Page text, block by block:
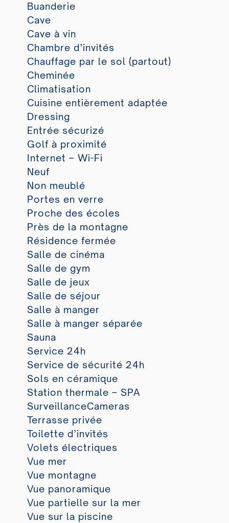
Buanderie
Cave
Cave à vin
Chambre d’invités
Chauffage par le sol (partout)
Cheminée
Climatisation
Cuisine entièrement adaptée
Dressing
Entrée sécurizé
Golf à proximité
Internet – Wi-Fi
Neuf
Non meublé
Portes en verre
Proche des écoles
Près de la montagne
Résidence fermée
Salle de cinéma
Salle de gym
Salle de jeux
Salle de séjour
Salle à manger
Salle à manger séparée
Sauna
Service 24h
Service de sécurité 24h
Sols en céramique
Station thermale – SPA
SurveillanceCameras
Terrasse privée
Toilette d’invités
Volets électriques
Vue mer
Vue montagne
Vue panoramique
Vue partielle sur la mer
Vue sur la piscine